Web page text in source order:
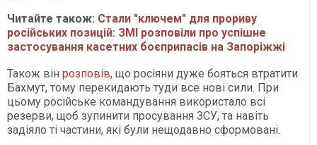
Читайте також: Стали "ключем" для прориву
російських позицій: ЗМІ розповіли про успішне
застосування касетних боєприпасів на Запоріжжі
Також він розповів, що росіяни дуже бояться втратити
Бахмут, тому перекидають туди все нові сили. При
цьому російське командування використало всі
резерви, щоб зупинити просування ЗСУ, та навіть
задіяло ті частини, які були нещодавно сформовані.